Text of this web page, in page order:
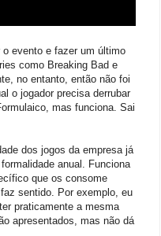
evento e fazer um último
como Breaking Bad e
no entanto, então não foi
o jogador precisa derrubar
mas funciona. Sai
dos jogos da empresa já
anual. Funciona
que os consome
sentido. Por exemplo, eu
praticamente a mesma
apresentados, mas não dá